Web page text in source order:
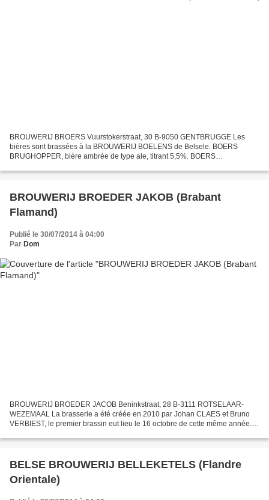
BROUWERIJ BROERS Vuurstokerstraat, 30 B-9050 GENTBRUGGE Les
bières sont brassées à la BROUWERIJ BOELENS de Belsele. BOERS
BRUGHOPPER, bière ambrée de type ale, titrant 5,5%. BOERS
BROUWERIJ BROEDER JAKOB (Brabant
Flamand)
Publié le 30/07/2014 à 04:00
Par Dom
BROUWERIJ BROEDER JACOB Beninkstraat, 28 B-3111 ROTSELAAR-
WEZEMAAL La brasserie a été créée en 2010 par Johan CLAES et Bruno
VERBIEST, le premier brassin eut lieu le 16 octobre de cette même année.
BELSE BROUWERIJ BELLEKETELS (Flandre
Orientale)